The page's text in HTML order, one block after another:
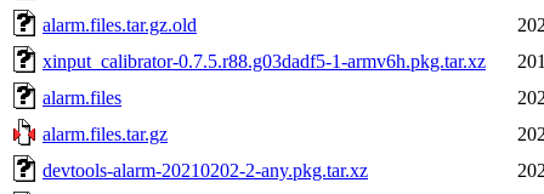
alarm.files.tar.gz.old
xinput_calibrator-0.7.5.r88.g03dadf5-1-armv6h.pkg.tar.xz
alarm.files
alarm.files.tar.gz
devtools-alarm-20210202-2-any.pkg.tar.xz